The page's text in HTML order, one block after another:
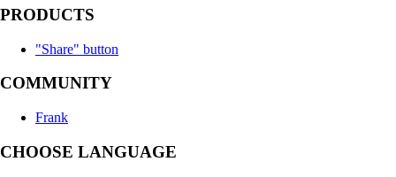
PRODUCTS
"Share" button
COMMUNITY
Frank
CHOOSE LANGUAGE